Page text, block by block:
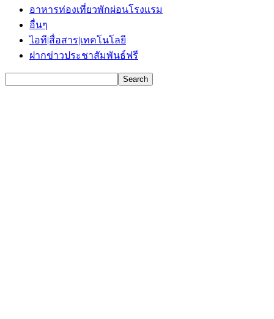
อาหารท่องเที่ยวพักผ่อนโรงแรม
อื่นๆ
ไอที|สื่อสาร|เทคโนโลยี
ฝากข่าวประชาสัมพันธ์ฟรี